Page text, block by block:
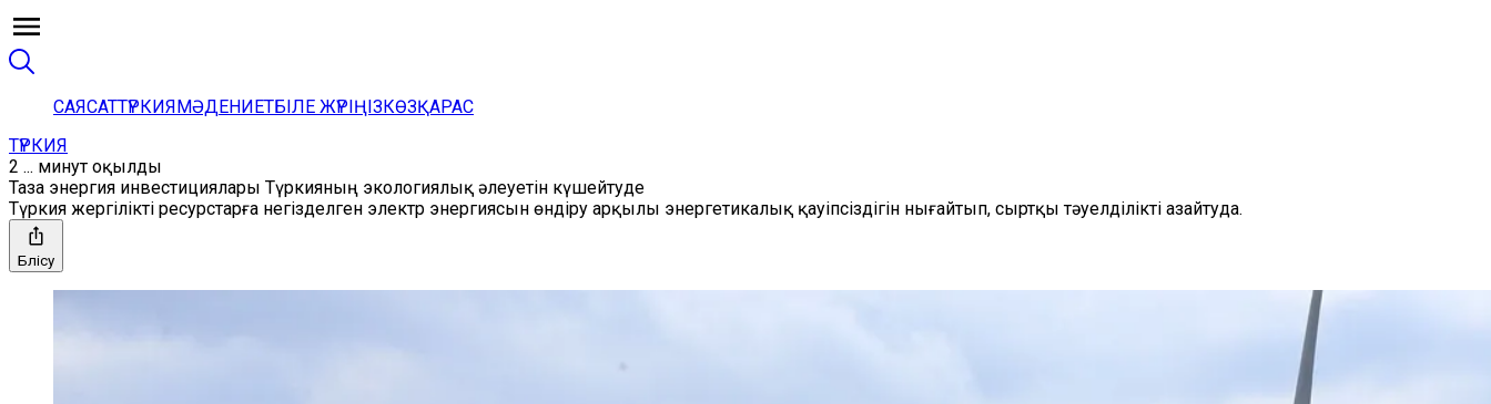
САЯСАТТҮРКИЯМӘДЕНИЕТБІЛЕ ЖҮРІҢІЗКӨЗҚАРАС
ТҮРКИЯ
2 ... минут оқылды
Таза энергия инвестициялары Түркияның экологиялық әлеуетін күшейтуде
Түркия жергілікті ресурстарға негізделген электр энергиясын өндіру арқылы энергетикалық қауіпсіздігін нығайтып, сыртқы тәуелділікті азайтуда.
Бөлісу